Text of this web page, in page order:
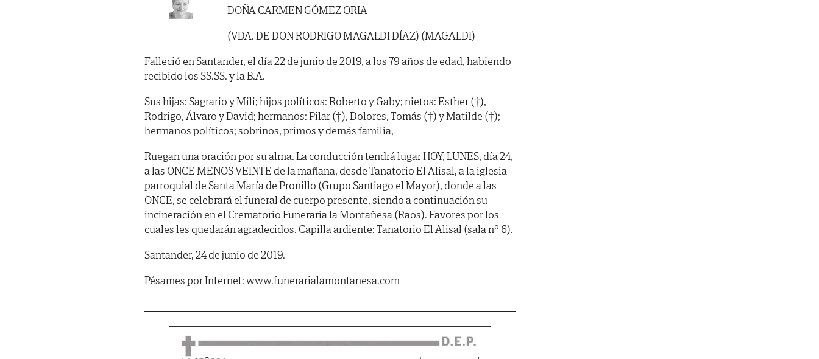
DOÑA CARMEN GÓMEZ ORIA
(VDA. DE DON RODRIGO MAGALDI DÍAZ) (MAGALDI)
Falleció en Santander, el día 22 de junio de 2019, a los 79 años de edad, habiendo
recibido los SS.SS. y la B.A.
Sus hijas: Sagrario y Mili; hijos políticos: Roberto y Gaby; nietos: Esther (†),
Rodrigo, Álvaro y David; hermanos: Pilar (†), Dolores, Tomás (†) y Matilde (†);
hermanos políticos; sobrinos, primos y demás familia,
Ruegan una oración por su alma. La conducción tendrá lugar HOY, LUNES, día 24,
a las ONCE MENOS VEINTE de la mañana, desde Tanatorio El Alisal, a la iglesia
parroquial de Santa María de Pronillo (Grupo Santiago el Mayor), donde a las
ONCE, se celebrará el funeral de cuerpo presente, siendo a continuación su
incineración en el Crematorio Funeraria la Montañesa (Raos). Favores por los
cuales les quedarán agradecidos. Capilla ardiente: Tanatorio El Alisal (sala nº 6).
Santander, 24 de junio de 2019.
Pésames por Internet: www.funerarialamontanesa.com